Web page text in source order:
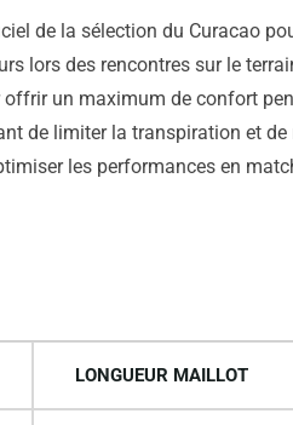
de la sélection du Curacao
lors des rencontres sur le
un maximum de confort
de limiter la transpiration et de
les performances en
LONGUEUR MAILLOT